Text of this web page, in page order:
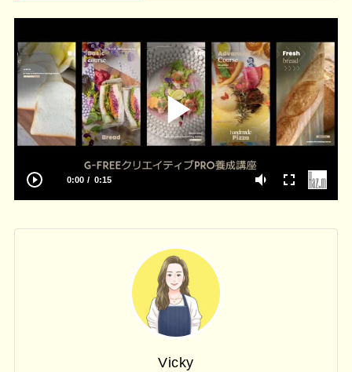
0:00 0:15
Vicky